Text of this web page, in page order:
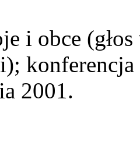
i obce
2001.